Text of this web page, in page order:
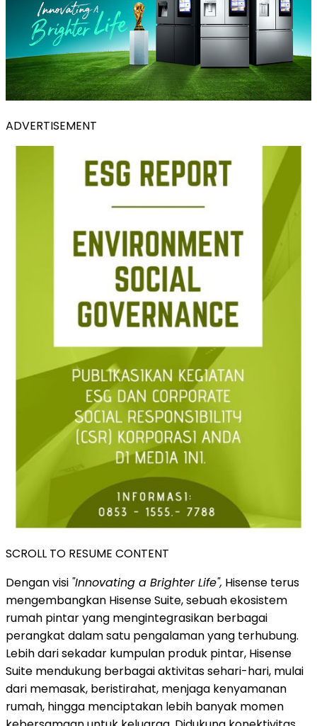
ADVERTISEMENT
SCROLL TO RESUME CONTENT
Dengan visi "Innovating a Brighter Life", Hisense terus
mengembangkan Hisense Suite, sebuah ekosistem
rumah pintar yang mengintegrasikan berbagai
perangkat dalam satu pengalaman yang terhubung.
Lebih dari sekadar kumpulan produk pintar, Hisense
Suite mendukung berbagai aktivitas sehari-hari, mulai
dari memasak, beristirahat, menjaga kenyamanan
rumah, hingga menciptakan lebih banyak momen